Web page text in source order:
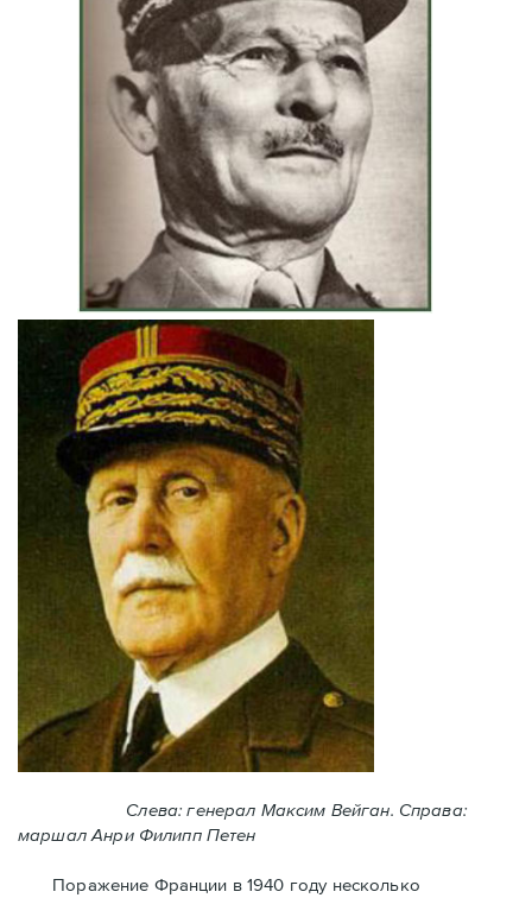
Слева: генерал Максим Вейган. Справа:
маршал Анри Филипп Петен
Поражение Франции в 1940 году несколько